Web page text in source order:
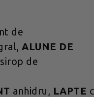
de
ALUNE DE
de
anhidru, LAPTE